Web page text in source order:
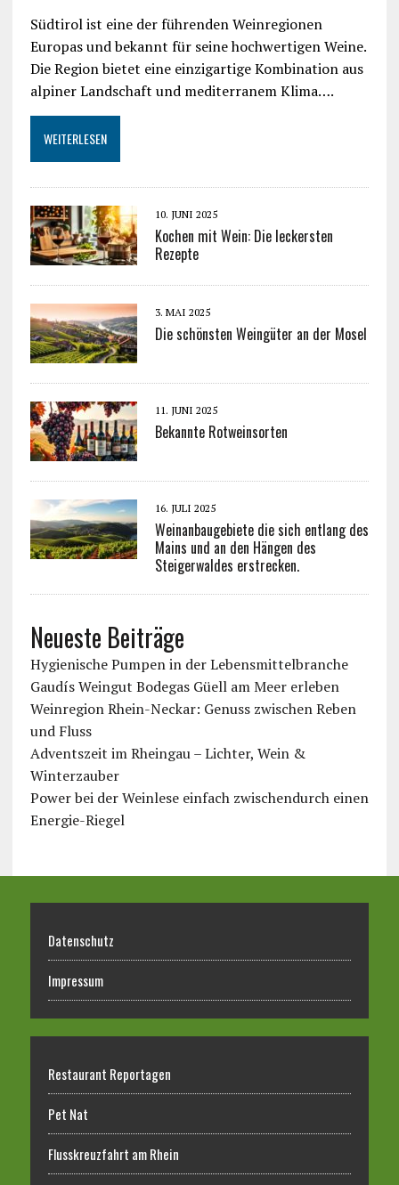
Südtirol ist eine der führenden Weinregionen
Europas und bekannt für seine hochwertigen Weine.
Die Region bietet eine einzigartige Kombination aus
alpiner Landschaft und mediterranem Klima….
WEITERLESEN
10. JUNI 2025
Kochen mit Wein: Die leckersten
Rezepte
3. MAI 2025
Die schönsten Weingüter an der Mosel
11. JUNI 2025
Bekannte Rotweinsorten
16. JULI 2025
Weinanbaugebiete die sich entlang des
Mains und an den Hängen des
Steigerwaldes erstrecken.
Neueste Beiträge
Hygienische Pumpen in der Lebensmittelbranche
Gaudís Weingut Bodegas Güell am Meer erleben
Weinregion Rhein-Neckar: Genuss zwischen Reben
und Fluss
Adventszeit im Rheingau – Lichter, Wein &
Winterzauber
Power bei der Weinlese einfach zwischendurch einen
Energie-Riegel
Datenschutz
Impressum
Restaurant Reportagen
Pet Nat
Flusskreuzfahrt am Rhein